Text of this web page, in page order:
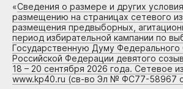
«Сведения о размере и других
размещению на страницах сетевого
размещения предвыборных,
период избирательной кампании по
Государственную Думу Федерального
Российской Федерации девятого
18 – 20 сентября 2026 года. Сетевое
www.kp40.ru (св-во Эл № ФС77-58967